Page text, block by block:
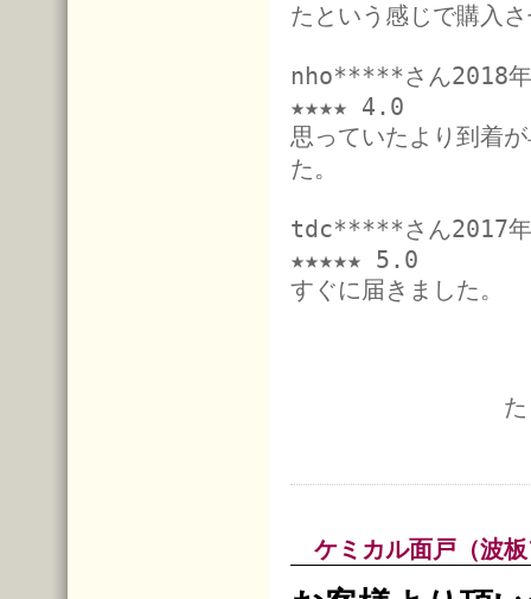
たという感じで購入
nho*****さん2018年
★★★★ 4.0
思っていたより到着
た。
tdc*****さん2017年
★★★★★ 5.0
すぐに届きました。
ケミカル面戸（波